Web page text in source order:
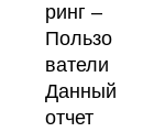
ринг –
Пользо
ватели
Данный
отчет